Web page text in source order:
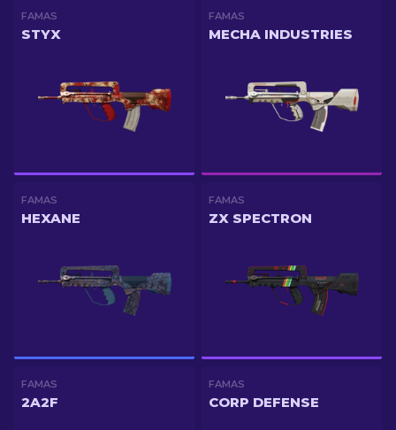
FAMAS
STYX
FAMAS
MECHA INDUSTRIES
FAMAS
HEXANE
FAMAS
ZX SPECTRON
FAMAS
2A2F
FAMAS
CORP DEFENSE